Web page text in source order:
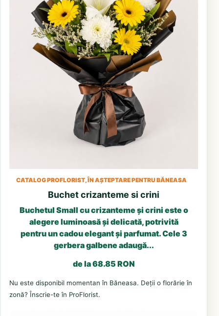
CATALOG PROFLORIST, ÎN AȘTEPTARE PENTRU BĂNEASA
Buchet crizanteme si crini
Buchetul Small cu crizanteme și crini este o
alegere luminoasă și delicată, potrivită
pentru un cadou elegant și parfumat. Cele 3
gerbera galbene adaugă...
de la 68.85 RON
Nu este disponibil momentan în Băneasa. Deții o florărie în
zonă? Înscrie-te în ProFlorist.